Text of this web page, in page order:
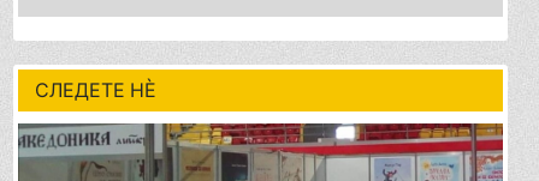
СЛЕДЕТЕ НÈ